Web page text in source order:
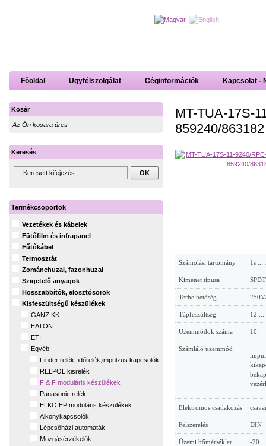
Főoldal Ügyfélszolgálat Céginformációk Kapcsolat -
MT-TUA-17S-
859240/
Számolási tartomány 1s ...
Kimenet típusa SPDT
Terhelhetőség
Tápfeszültség 12 ...
Üzemmódok száma 10.
Számláló üzemmód
Elektromos csatlakozás
Felszerelés DIN
Üzemi hőmérséklet -20
Kosár
Az Ön kosara üres
Keresés
Termékcsoportok
Vezetékek és kábelek
Fütőfilm és infrapanel
Fűtőkábel
Termosztát
Zománchuzal, fazonhuzal
Szigetelő anyagok
Hosszabbítók, elosztósorok
Kisfeszültségű készülékek
GANZ KK
EATON
ETI
Egyéb
Finder relék, időrelék,impulzus kapcsolók
RELPOL kisrelék
F & F moduláris készülékek
Panasonic relék
ELKO EP moduláris készülékek
Alkonykapcsolók
Lépcsőházi automaták
Mozgásérzékelők